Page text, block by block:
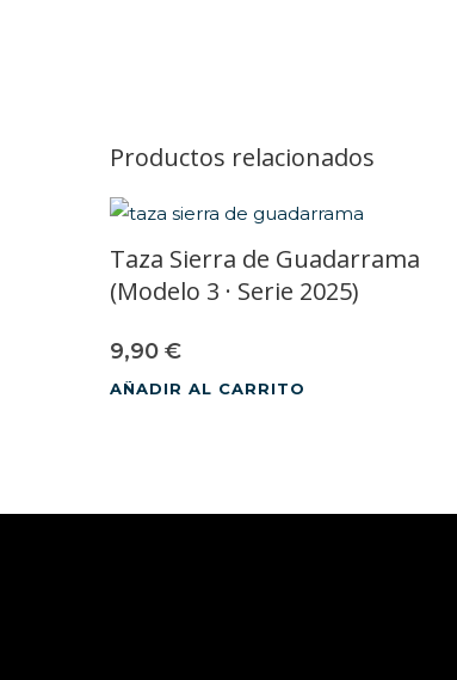
Productos relacionados
Taza Sierra de Guadarrama
(Modelo 3 · Serie 2025)
9,90 €
AÑADIR AL CARRITO